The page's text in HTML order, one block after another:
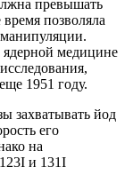
превышать
позволяла
ядерной медицине
1951 году.
захватывать йод
его
на
и 131Ι